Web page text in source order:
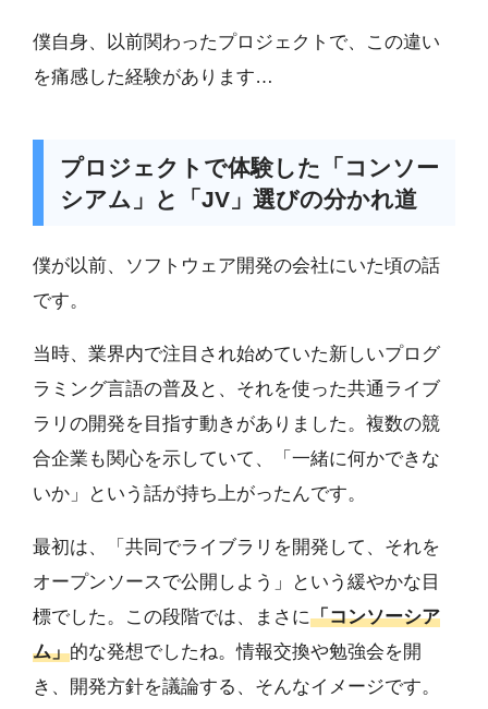
僕自身、以前関わったプロジェクトで、この違い
を痛感した経験があります…
プロジェクトで体験した「コンソー
シアム」と「JV」選びの分かれ道
僕が以前、ソフトウェア開発の会社にいた頃の話
です。
当時、業界内で注目され始めていた新しいプログ
ラミング言語の普及と、それを使った共通ライブ
ラリの開発を目指す動きがありました。複数の競
合企業も関心を示していて、「一緒に何かできな
いか」という話が持ち上がったんです。
最初は、「共同でライブラリを開発して、それを
オープンソースで公開しよう」という緩やかな目
標でした。この段階では、まさに「コンソーシア
ム」的な発想でしたね。情報交換や勉強会を開
き、開発方針を議論する、そんなイメージです。